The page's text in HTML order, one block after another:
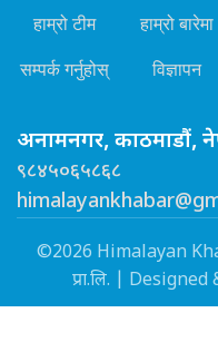
हाम्रो टीम हाम्रो बारेमा
सम्पर्क गर्नुहोस् विज्ञापन
अनामनगर, काठमाडौं,
९८४५०६५८६८
©2026 Himalayan
प्रा.लि. |